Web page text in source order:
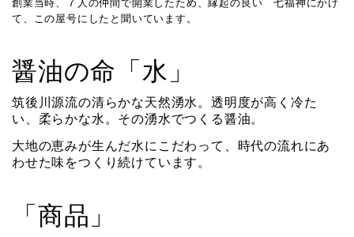
創業当時、７人の仲間で開業したため、縁起の良い 七福神にかけ
て、この屋号にしたと聞いています。
醤油の命「水」
筑後川源流の清らかな天然湧水。透明度が高く冷た
い、柔らかな水。その湧水でつくる醤油。
大地の恵みが生んだ水にこだわって、時代の流れにあ
わせた味をつくり続けています。
「商品」